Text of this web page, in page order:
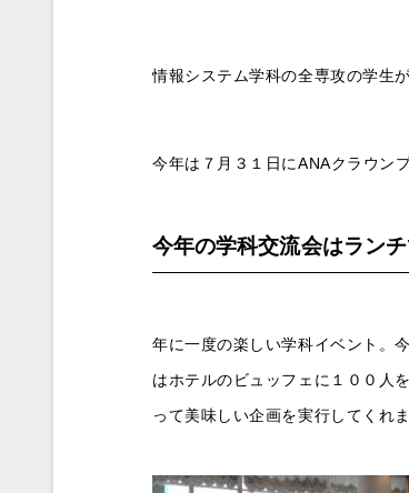
情報システム学科の全専攻の学生
今年は７月３１日にANAクラウン
今年の学科交流会はランチ
年に一度の楽しい学科イベント。
はホテルのビュッフェに１００人
って美味しい企画を実行してくれま